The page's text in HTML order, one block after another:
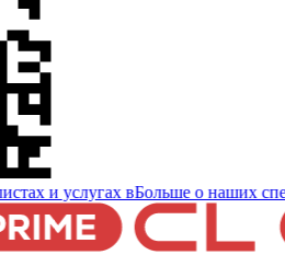
и услугах вБольше о наших